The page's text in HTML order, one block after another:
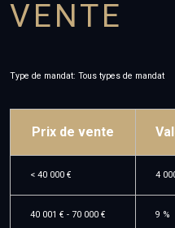
fonds de
terrains
immeubles
de rapport
garages
et
parking
garages
VENTE
Type de mandat: Tous types de mandat
Prix de vente
< 40 000 € 4
40 001 € - 70 000 € 9 %